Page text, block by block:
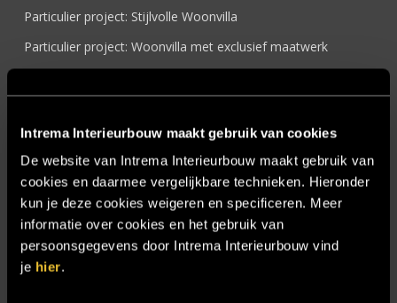
Intrema Interieurbouw maakt gebruik van cookies
De website van Intrema Interieurbouw maakt gebruik van
cookies en daarmee vergelijkbare technieken. Hieronder
kun je deze cookies weigeren en specificeren. Meer
informatie over cookies en het gebruik van
persoonsgegevens door Intrema Interieurbouw vind
je hier.
Particulier project: Stijlvolle Woonvilla
Particulier project: Woonvilla met exclusief maatwerk
Samenwerken
Sensire
Showroom
SIDN
Trebbe MiddenWest